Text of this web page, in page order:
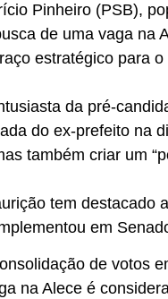
Pinheiro (PSB),
de uma vaga na
estratégico para
da pré-
do ex-prefeito na
também criar um
tem destacado
em
de votos
na Alece é